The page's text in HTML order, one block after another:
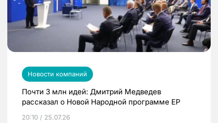
Новости компаний
Почти 3 млн идей: Дмитрий Медведев
рассказал о Новой Народной программе ЕР
20:10 / 25.07.26